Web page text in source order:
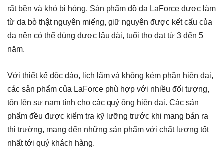
rất bền và khó bị hỏng. Sản phẩm đồ da LaForce được làm
từ da bò thật nguyên miếng, giữ nguyên được kết cấu của
da nên có thể dùng được lâu dài, tuổi thọ đạt từ 3 đến 5
năm.
Với thiết kế độc đáo, lịch lãm và không kém phần hiện đại,
các sản phẩm của LaForce phù hợp với nhiều đối tượng,
tôn lên sự nam tính cho các quý ông hiện đại. Các sản
phẩm đều được kiểm tra kỹ lưỡng trước khi mang bán ra
thị trường, mang đến những sản phẩm với chất lượng tốt
nhất tới quý khách hàng.